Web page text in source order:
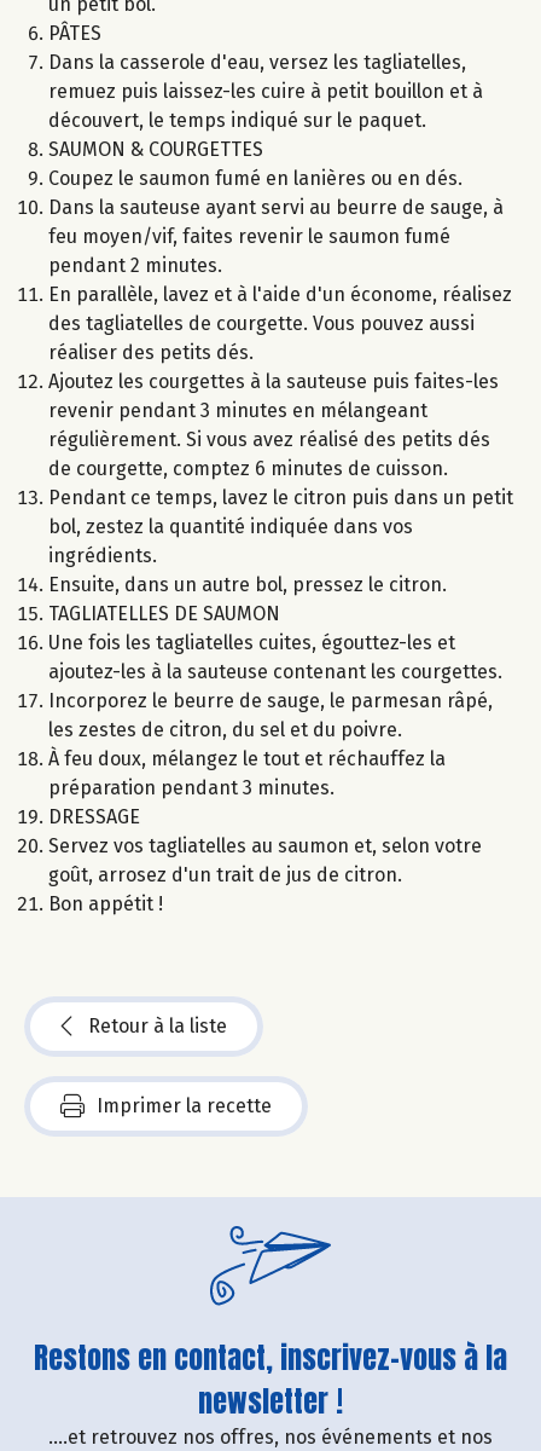
PÂTES
Dans la casserole d'eau, versez les tagliatelles,
remuez puis laissez-les cuire à petit bouillon et à
découvert, le temps indiqué sur le paquet.
SAUMON & COURGETTES
Coupez le saumon fumé en lanières ou en dés.
Dans la sauteuse ayant servi au beurre de sauge, à
feu moyen/vif, faites revenir le saumon fumé
pendant 2 minutes.
En parallèle, lavez et à l'aide d'un économe, réalisez
des tagliatelles de courgette. Vous pouvez aussi
réaliser des petits dés.
Ajoutez les courgettes à la sauteuse puis faites-les
revenir pendant 3 minutes en mélangeant
régulièrement. Si vous avez réalisé des petits dés
de courgette, comptez 6 minutes de cuisson.
Pendant ce temps, lavez le citron puis dans un petit
bol, zestez la quantité indiquée dans vos
ingrédients.
Ensuite, dans un autre bol, pressez le citron.
TAGLIATELLES DE SAUMON
Une fois les tagliatelles cuites, égouttez-les et
ajoutez-les à la sauteuse contenant les courgettes.
Incorporez le beurre de sauge, le parmesan râpé,
les zestes de citron, du sel et du poivre.
À feu doux, mélangez le tout et réchauffez la
préparation pendant 3 minutes.
DRESSAGE
Servez vos tagliatelles au saumon et, selon votre
goût, arrosez d'un trait de jus de citron.
Bon appétit !
Retour à la liste
Imprimer la recette
Restons en contact, inscrivez-vous à la
newsletter !
....et retrouvez nos offres, nos événements et nos